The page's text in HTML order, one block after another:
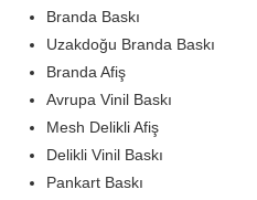
Branda Baskı
Uzakdoğu Branda Baskı
Branda Afiş
Avrupa Vinil Baskı
Mesh Delikli Afiş
Delikli Vinil Baskı
Pankart Baskı